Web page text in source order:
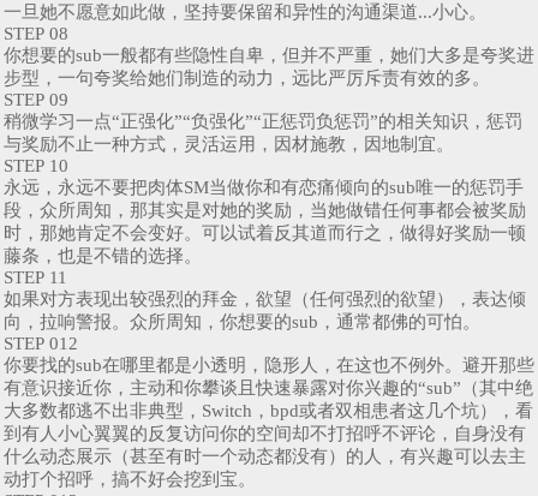
一旦她不愿意如此做，坚持要保留和异性的沟通渠道...小心。
STEP 08
你想要的sub一般都有些隐性自卑，但并不严重，她们大多是夸奖进
步型，一句夸奖给她们制造的动力，远比严厉斥责有效的多。
STEP 09
稍微学习一点“正强化”“负强化”“正惩罚负惩罚”的相关知识，惩罚
与奖励不止一种方式，灵活运用，因材施教，因地制宜。
STEP 10
永远，永远不要把肉体SM当做你和有恋痛倾向的sub唯一的惩罚手
段，众所周知，那其实是对她的奖励，当她做错任何事都会被奖励
时，那她肯定不会变好。可以试着反其道而行之，做得好奖励一顿
藤条，也是不错的选择。
STEP 11
如果对方表现出较强烈的拜金，欲望（任何强烈的欲望），表达倾
向，拉响警报。众所周知，你想要的sub，通常都佛的可怕。
STEP 012
你要找的sub在哪里都是小透明，隐形人，在这也不例外。避开那些
有意识接近你，主动和你攀谈且快速暴露对你兴趣的“sub”（其中绝
大多数都逃不出非典型，Switch，bpd或者双相患者这几个坑），看
到有人小心翼翼的反复访问你的空间却不打招呼不评论，自身没有
什么动态展示（甚至有时一个动态都没有）的人，有兴趣可以去主
动打个招呼，搞不好会挖到宝。